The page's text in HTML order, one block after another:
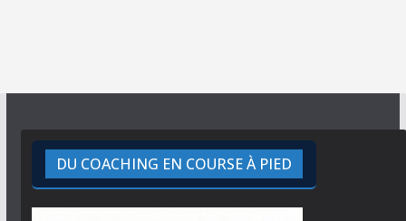
DU COACHING EN COURSE À PIED